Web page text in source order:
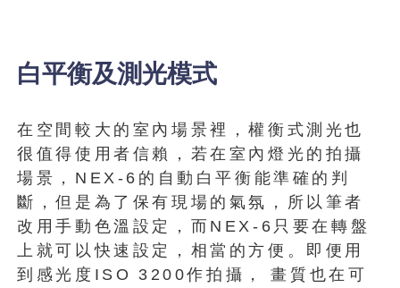
白平衡及測光模式
在空間較大的室內場景裡，權衡式測光也
很值得使用者信賴，若在室內燈光的拍攝
場景，NEX-6的自動白平衡能準確的判
斷，但是為了保有現場的氣氛，所以筆者
改用手動色溫設定，而NEX-6只要在轉盤
上就可以快速設定，相當的方便。即便用
到感光度ISO
3200作拍攝，
畫質也在可